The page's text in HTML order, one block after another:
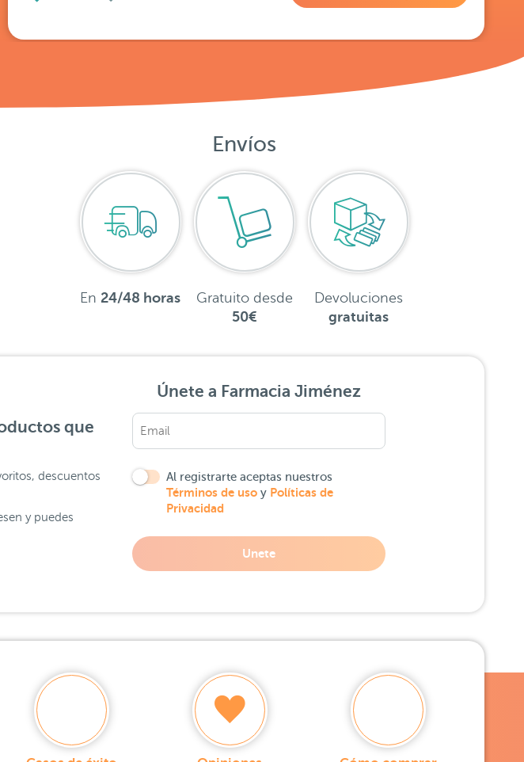
Envíos
En 24/48 horas
Gratuito desde
50€
Devoluciones
gratuitas
que
descuentos
y puedes
Únete a Farmacia Jiménez
Al registrarte aceptas nuestros
Términos de uso y Políticas de
Privacidad
Unete